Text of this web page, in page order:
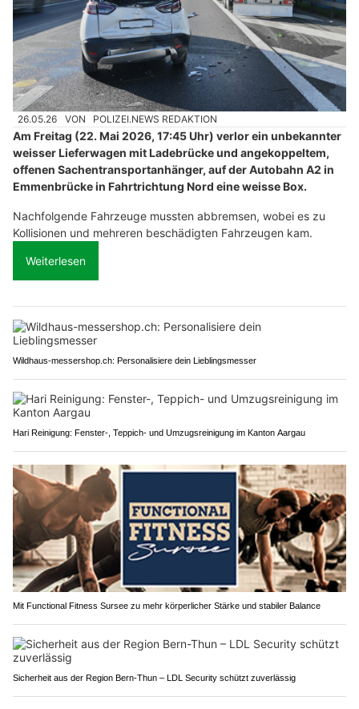
26.05.26 VON POLIZEI.NEWS REDAKTION
Am Freitag (22. Mai 2026, 17:45 Uhr) verlor ein unbekannter
weisser Lieferwagen mit Ladebrücke und angekoppeltem,
offenen Sachentransportanhänger, auf der Autobahn A2 in
Emmenbrücke in Fahrtrichtung Nord eine weisse Box.
Nachfolgende Fahrzeuge mussten abbremsen, wobei es zu
Kollisionen und mehreren beschädigten Fahrzeugen kam.
Weiterlesen
Wildhaus-messershop.ch: Personalisiere dein Lieblingsmesser
Hari Reinigung: Fenster-, Teppich- und Umzugsreinigung im Kanton Aargau
Mit Functional Fitness Sursee zu mehr körperlicher Stärke und stabiler Balance
Sicherheit aus der Region Bern-Thun – LDL Security schützt zuverlässig